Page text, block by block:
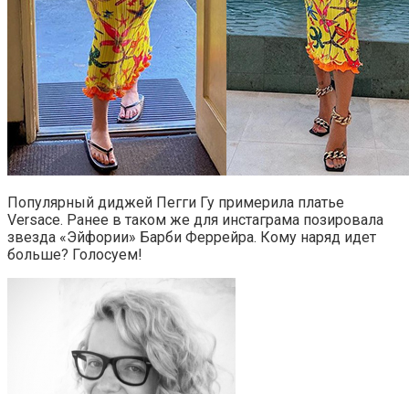
Популярный диджей Пегги Гу примерила платье
Versace. Ранее в таком же для инстаграма позировала
звезда «Эйфории» Барби Феррейра. Кому наряд идет
больше? Голосуем!